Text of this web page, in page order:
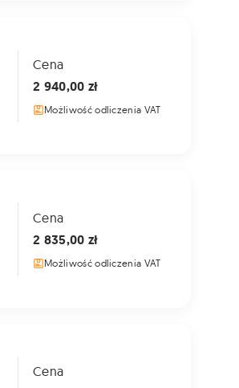
Cena
2 940,00 zł
Możliwość odliczenia VAT
Cena
2 835,00 zł
Możliwość odliczenia VAT
Cena